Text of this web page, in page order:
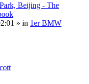
Beijing - The
» in 1er BMW